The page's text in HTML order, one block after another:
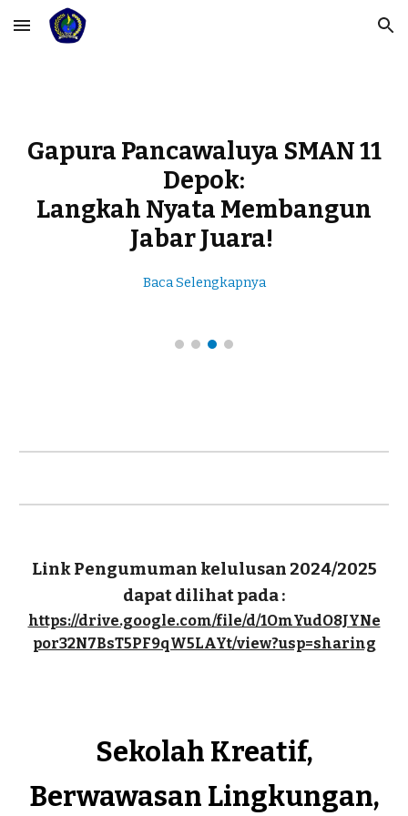
Skip to main content Skip to navigation
Gapura Pancawaluya SMAN 11
Depok:
Langkah Nyata Membangun
Jabar Juara!
Baca Selengkapnya
Link Pengumuman kelulusan 2024/2025
dapat dilihat pada :
https://drive.google.com/file/d/1OmYudO8JYNe
por32N7BsT5PF9qW5LAYt/view?usp=sharing
Sekolah Kreatif,
Berwawasan Lingkungan,